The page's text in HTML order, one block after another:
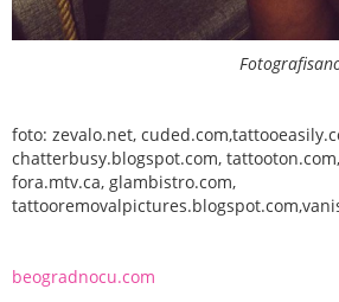
foto: zevalo.net,
chatterbusy.blogspot.com,
fora.mtv.ca, glambistro.com,
beogradnocu.com